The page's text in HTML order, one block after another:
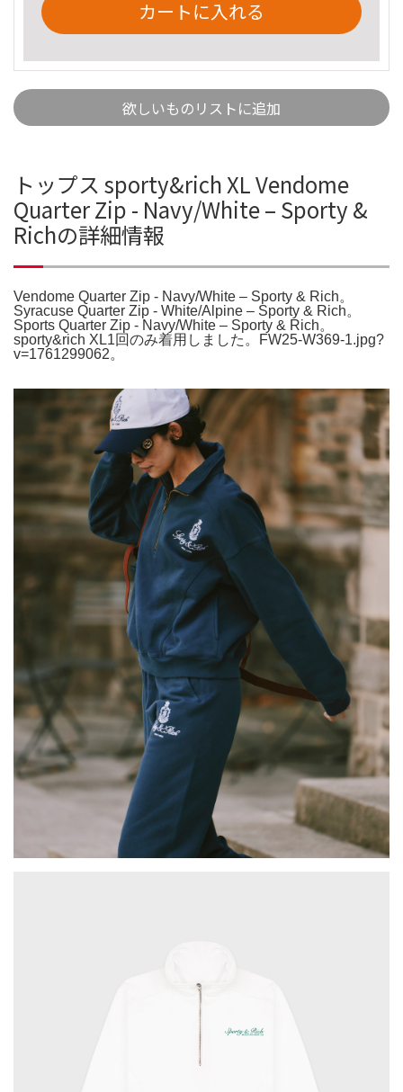
カートに入れる
欲しいものリストに追加
トップス sporty&rich XL Vendome
Quarter Zip - Navy/White – Sporty &
Richの詳細情報
Vendome Quarter Zip - Navy/White – Sporty & Rich。
Syracuse Quarter Zip - White/Alpine – Sporty & Rich。
Sports Quarter Zip - Navy/White – Sporty & Rich。
sporty&rich XL1回のみ着用しました。FW25-W369-1.jpg?
v=1761299062。